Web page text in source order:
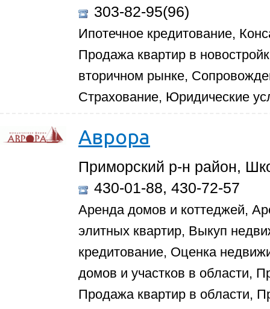
303-82-95(96)
Ипотечное кредитование,
Продажа квартир в
вторичном рынке,
Страхование, Юридические
Аврора
Приморский р-н район,
430-01-88, 430-72-57
Аренда домов и коттеджей,
элитных квартир, Выкуп
кредитование, Оценка
домов и участков в области,
Продажа квартир в области,